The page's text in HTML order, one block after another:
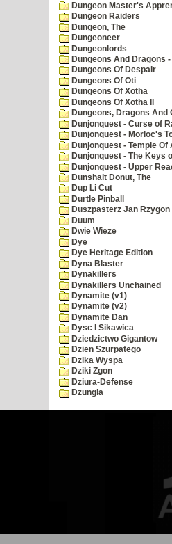
Dungeon Master's
Dungeon Raiders
Dungeon, The
Dungeoneer
Dungeonlords
Dungeons And Dragons
Dungeons Of Despair
Dungeons Of Oti
Dungeons Of Xotha
Dungeons Of Xotha II
Dungeons, Dragons And
Dunjonquest - Curse of
Dunjonquest - Morloc's
Dunjonquest - Temple Of
Dunjonquest - The Keys
Dunjonquest - Upper
Dunshalt Donut, The
Dup Li Cut
Durtle Pinball
Duszpasterz Jan Rzygon
Duum
Dwie Wieze
Dye
Dye Heritage Edition
Dyna Blaster
Dynakillers
Dynakillers Unchained
Dynamite (v1)
Dynamite (v2)
Dynamite Dan
Dysc I Sikawica
Dziedzictwo Gigantow
Dzien Szurpatego
Dzika Wyspa
Dziki Zgon
Dziura-Defense
Dzungla